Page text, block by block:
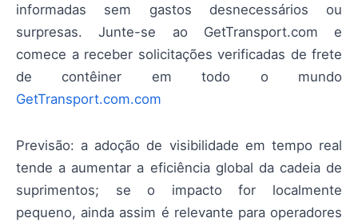
informadas sem gastos desnecessários ou
surpresas. Junte-se ao GetTransport.com e
comece a receber solicitações verificadas de frete
de contêiner em todo o mundo
GetTransport.com.com
Previsão: a adoção de visibilidade em tempo real
tende a aumentar a eficiência global da cadeia de
suprimentos; se o impacto for localmente
pequeno, ainda assim é relevante para operadores